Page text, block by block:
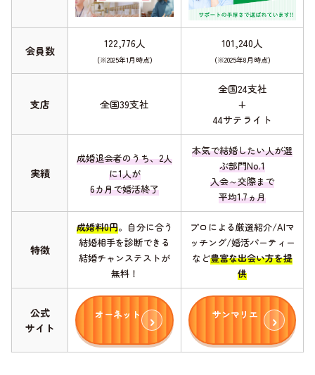
会員数
122,776人
(※2025年1月時点)
101,240人
(※2025年8月時点)
支店 全国39支社
全国24支社
+
44サテライト
実績
成婚退会者のうち、2人
に1人が
6カ月で婚活終了
本気で結婚したい人が選
ぶ部門No.1
入会～交際まで
平均1.7ヵ月
特徴
成婚料0円。自分に合う
結婚相手を診断できる
結婚チャンステストが
無料！
プロによる厳選紹介/AIマ
ッチング/婚活パーティー
など豊富な出会い方を提
供
公式
サイト
オーネット サンマリエ